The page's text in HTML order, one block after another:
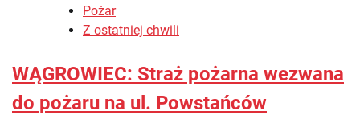
Pożar
Z ostatniej chwili
WĄGROWIEC: Straż pożarna wezwana
do pożaru na ul. Powstańców